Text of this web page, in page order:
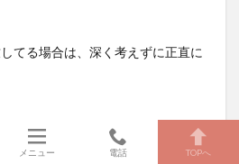
てる場合は、深く考えずに正直に
の特徴を答える
メニュー 電話 TOPへ